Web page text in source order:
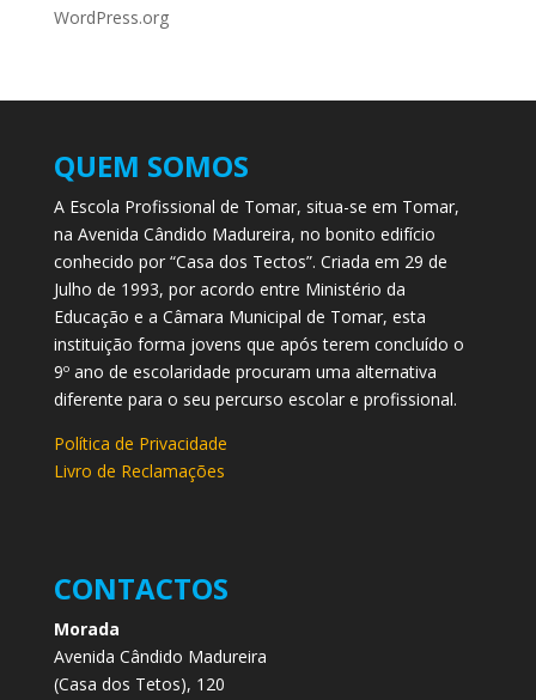
WordPress.org
QUEM SOMOS
A Escola Profissional de Tomar, situa-se em Tomar,
na Avenida Cândido Madureira, no bonito edifício
conhecido por “Casa dos Tectos”. Criada em 29 de
Julho de 1993, por acordo entre Ministério da
Educação e a Câmara Municipal de Tomar, esta
instituição forma jovens que após terem concluído o
9º ano de escolaridade procuram uma alternativa
diferente para o seu percurso escolar e profissional.
Política de Privacidade
Livro de Reclamações
CONTACTOS
Morada
Avenida Cândido Madureira
(Casa dos Tetos), 120